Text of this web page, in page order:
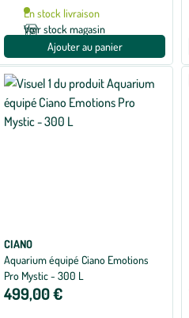
En stock livraison
Voir stock magasin
Ajouter au panier
CIANO
Aquarium équipé Ciano Emotions
Pro Mystic - 300 L
499,00 €